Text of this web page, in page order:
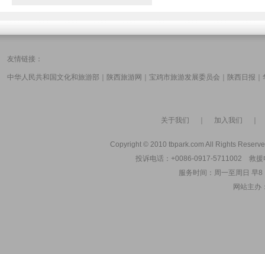
初冬七女峰
友情链接：
中华人民共和国文化和旅游部 陕西旅游网 宝鸡市旅游发展委员会 陕西日报
关于我们 加入我们
Copyright © 2010 tbpark.com All Rights
投诉电话：+0086-0917-5711002 救
服务时间：周一至周日 早
网站主办